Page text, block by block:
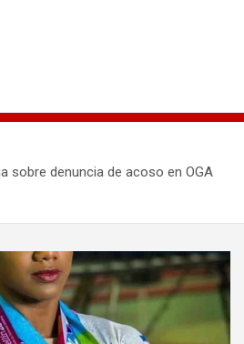
sobre denuncia de acoso en OGA